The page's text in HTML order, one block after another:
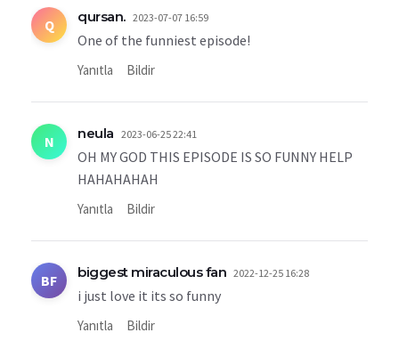
Q qursan. 2023-07-07 16:59
One of the funniest episode!
Yanıtla Bildir
N neula 2023-06-25 22:41
OH MY GOD THIS EPISODE IS SO FUNNY HELP
HAHAHAHAH
Yanıtla Bildir
BF biggest miraculous fan 2022-12-25 16:28
i just love it its so funny
Yanıtla Bildir